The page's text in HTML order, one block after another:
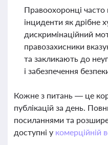
Правоохоронці часто
інциденти як дрібне
дискримінаційний
правозахисники
та закликають до
і забезпечення
Кожне з питань — це
публікацій за день.
посиланнями та
доступні у комерційній